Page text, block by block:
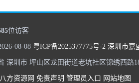
位访客
08-08 粤ICP备2025377775号-2 深圳市嘉
深圳市 坪山区龙田街道老坑社区锦绣西路
八方资源网 免责声明 管理员入口 网站地图